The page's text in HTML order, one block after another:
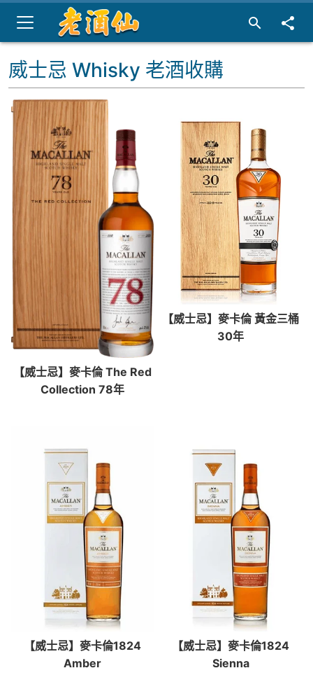
威士忌 Whisky 老酒收購
【威士忌】麥卡倫 The Red
Collection 78年
【威士忌】麥卡倫 黃金三桶
30年
【威士忌】麥卡倫1824
Amber
【威士忌】麥卡倫1824
Sienna